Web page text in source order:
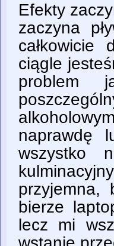
Efekty
zaczyna
ciągle
problem
naprawdę
wszystko
przyjemna,
bierze
lecz mi